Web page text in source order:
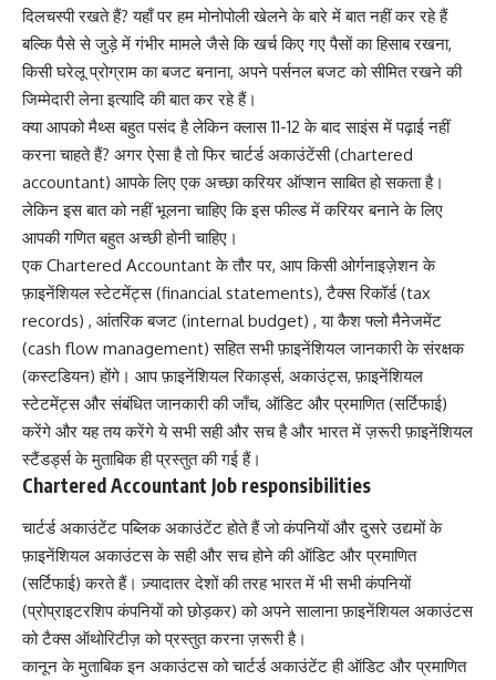
दिलचस्पी रखते हैं? यहाँ पर हम मोनोपोली खेलने के बारे में बात नहीं कर रहे हैं
बल्कि पैसे से जुड़े में गंभीर मामले जैसे कि खर्च किए गए पैसों का हिसाब रखना,
किसी घरेलू प्रोग्राम का बजट बनाना, अपने पर्सनल बजट को सीमित रखने की
जिम्मेदारी लेना इत्यादि की बात कर रहे हैं।
क्या आपको मैथ्स बहुत पसंद है लेकिन क्लास 11-12 के बाद साइंस में पढ़ाई नहीं
करना चाहते हैं? अगर ऐसा है तो फिर चार्टर्ड अकाउंटेंसी (chartered
accountant) आपके लिए एक अच्छा करियर ऑप्शन साबित हो सकता है।
लेकिन इस बात को नहीं भूलना चाहिए कि इस फील्ड में करियर बनाने के लिए
आपकीगणितबहुत अच्छी होनी चाहिए।
एक Chartered Accountant के तौर पर, आप किसी ओर्गनाइज़ेशन के
फ़ाइनेंशियल स्टेटमेंट्स (financial statements), टैक्स रिकॉर्ड (tax
records) , आंतरिक बजट (internal budget) , या कैश फ्लो मैनेजमेंट
(cash flow management) सहित सभी फ़ाइनेंशियल जानकारी के संरक्षक
(कस्टडियन) होंगे। आप फ़ाइनेंशियल रिकार्ड्स, अकाउंट्स, फ़ाइनेंशियल
स्टेटमेंट्स और संबंधित जानकारी की जाँच, ऑडिट और प्रमाणित (सर्टिफाई)
करेंगे और यह तय करेंगे ये सभी सही और सच है और भारत में ज़रूरी फ़ाइनेंशियल
स्टैंडर्ड्स के मुताबिक ही प्रस्तुत की गई हैं।
Chartered Accountant Job responsibilities
चार्टर्ड अकाउंटेंट पब्लिक अकाउंटेंट होते हैं जो कंपनियों और दुसरे उद्यमों के
फ़ाइनेंशियल अकाउंटस के सही और सच होने की ऑडिट और प्रमाणित
(सर्टिफाई) करते हैं। ज़्यादातर देशों की तरह भारत में भी सभी कंपनियों
(प्रोप्राइटरशिप कंपनियों को छोड़कर) को अपने सालाना फ़ाइनेंशियल अकाउंटस
को टैक्स ऑथोरिटीज़ को प्रस्तुत करना ज़रूरी है।
कानून के मुताबिक इन अकाउंटस को चार्टर्ड अकाउंटेंट ही ऑडिट और प्रमाणित